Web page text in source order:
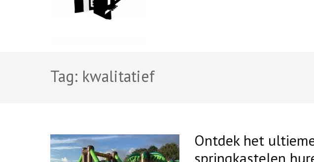
Tag: kwalitatief
Ontdek het
springkastelen